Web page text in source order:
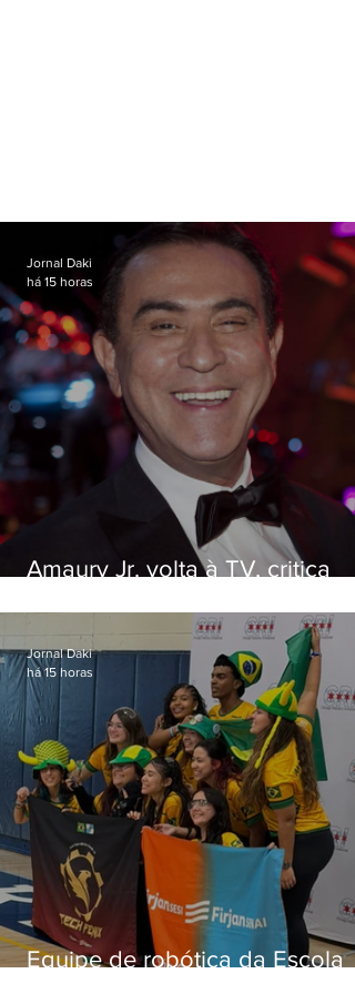
Amaury Jr. volta à TV, critica
viraram colunistas de si
Jornal Daki
há 15 horas
Equipe de robótica da Escola
Jornal Daki
há 15 horas